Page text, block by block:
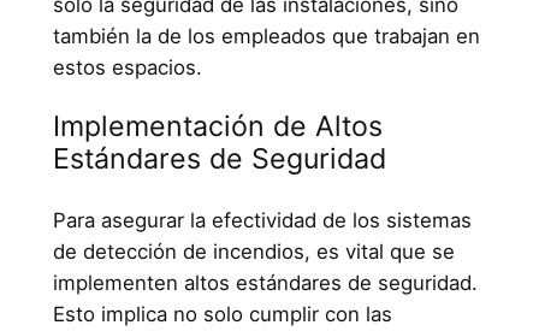
solo la seguridad de las instalaciones, sino
también la de los empleados que trabajan en
estos espacios.
Implementación de Altos
Estándares de Seguridad
Para asegurar la efectividad de los sistemas
de detección de incendios, es vital que se
implementen altos estándares de seguridad.
Esto implica no solo cumplir con las